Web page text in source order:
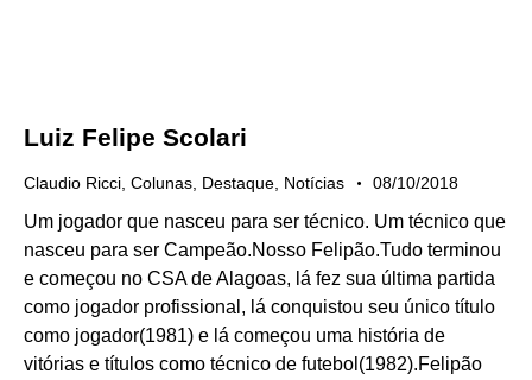
Luiz Felipe Scolari
Claudio Ricci, Colunas, Destaque, Notícias 08/10/2018
Um jogador que nasceu para ser técnico. Um técnico que
nasceu para ser Campeão.Nosso Felipão.Tudo terminou
e começou no CSA de Alagoas, lá fez sua última partida
como jogador profissional, lá conquistou seu único título
como jogador(1981) e lá começou uma história de
vitórias e títulos como técnico de futebol(1982).Felipão